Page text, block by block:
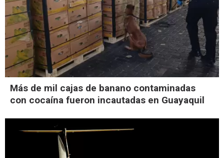
Más de mil cajas de banano contaminadas
con cocaína fueron incautadas en Guayaquil